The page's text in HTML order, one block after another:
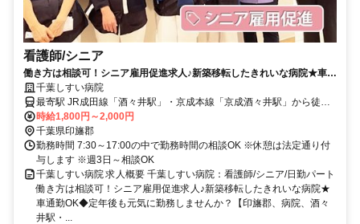
看護師/シニア
働き方は相談可！シニア雇用促進求人♪新築移転したきれいな病院★車通
勤OK◆定年後も元気に勤務しませんか？【印旛郡、病院、酒々井駅・京
成酒々井駅、看護師(シニア)、日勤パート】
千葉しすい病院
最寄駅 JR成田線「酒々井駅」・京成本線「京成酒々井駅」から徒歩
約10分
時給1,800円～2,000円
千葉県印旛郡
勤務時間 7:30～17:00の中で勤務時間の相談OK ※休憩は法定通り付
与します ※週3日～相談OK
千葉しすい病院 求人概要 千葉しすい病院：看護師/シニア/日勤パート
働き方は相談可！シニア雇用促進求人♪新築移転したきれいな病院★
車通勤OK◆定年後も元気に勤務しませんか？【印旛郡、病院、酒々
井駅・...